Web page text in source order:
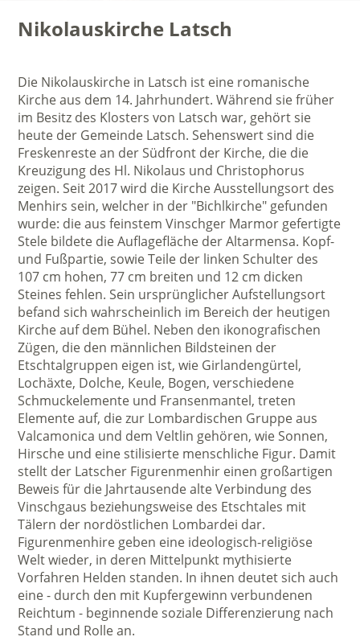
Nikolauskirche Latsch
Die Nikolauskirche in Latsch ist eine romanische
Kirche aus dem 14. Jahrhundert. Während sie früher
im Besitz des Klosters von Latsch war, gehört sie
heute der Gemeinde Latsch. Sehenswert sind die
Freskenreste an der Südfront der Kirche, die die
Kreuzigung des Hl. Nikolaus und Christophorus
zeigen. Seit 2017 wird die Kirche Ausstellungsort des
Menhirs sein, welcher in der "Bichlkirche" gefunden
wurde: die aus feinstem Vinschger Marmor gefertigte
Stele bildete die Auflagefläche der Altarmensa. Kopf-
und Fußpartie, sowie Teile der linken Schulter des
107 cm hohen, 77 cm breiten und 12 cm dicken
Steines fehlen. Sein ursprünglicher Aufstellungsort
befand sich wahrscheinlich im Bereich der heutigen
Kirche auf dem Bühel. Neben den ikonografischen
Zügen, die den männlichen Bildsteinen der
Etschtalgruppen eigen ist, wie Girlandengürtel,
Lochäxte, Dolche, Keule, Bogen, verschiedene
Schmuckelemente und Fransenmantel, treten
Elemente auf, die zur Lombardischen Gruppe aus
Valcamonica und dem Veltlin gehören, wie Sonnen,
Hirsche und eine stilisierte menschliche Figur. Damit
stellt der Latscher Figurenmenhir einen großartigen
Beweis für die Jahrtausende alte Verbindung des
Vinschgaus beziehungsweise des Etschtales mit
Tälern der nordöstlichen Lombardei dar.
Figurenmenhire geben eine ideologisch-religiöse
Welt wieder, in deren Mittelpunkt mythisierte
Vorfahren Helden standen. In ihnen deutet sich auch
eine - durch den mit Kupfergewinn verbundenen
Reichtum - beginnende soziale Differenzierung nach
Stand und Rolle an.